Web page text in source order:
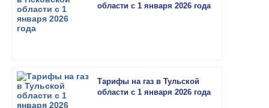
области с 1 января 2026 года
Тарифы на газ в Тульской
области с 1 января 2026 года